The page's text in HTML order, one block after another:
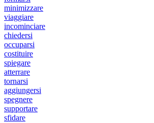
minimizzare
viaggiare
incominciare
chiedersi
occuparsi
costituire
spiegare
atterrare
tornarsi
aggiungersi
spegnere
supportare
sfidare